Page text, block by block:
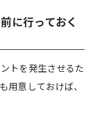
に行っておく
トを発生させるた
用意しておけば、